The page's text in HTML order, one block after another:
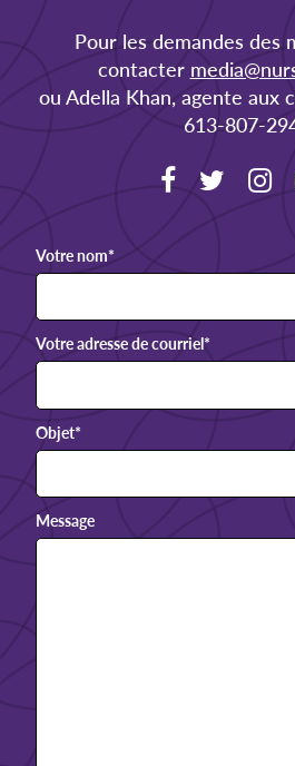
Pour les demandes des
contacter
ou Adella Khan, agente aux
613-807-
Votre nom*
Votre adresse de courriel*
Objet*
Message